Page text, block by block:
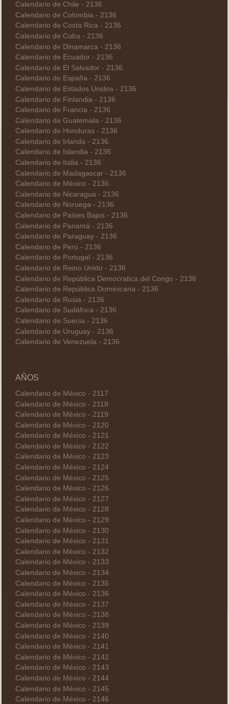
Calendario de Chile - 2136
Calendario de Colombia - 2136
Calendario de Costa Rica - 2136
Calendario de Cuba - 2136
Calendario de Dinamarca - 2136
Calendario de Ecuador - 2136
Calendario de El Salvador - 2136
Calendario de España - 2136
Calendario de Estados Unidos - 2136
Calendario de Finlandia - 2136
Calendario de Francia - 2136
Calendario de Guatemala - 2136
Calendario de Honduras - 2136
Calendario de Irlanda - 2136
Calendario de Islandia - 2136
Calendario de Italia - 2136
Calendario de Madagascar - 2136
Calendario de México - 2136
Calendario de Nicaragua - 2136
Calendario de Noruega - 2136
Calendario de Países Bajos - 2136
Calendario de Panamá - 2136
Calendario de Paraguay - 2136
Calendario de Perú - 2136
Calendario de Portugal - 2136
Calendario de Reino Unido - 2136
Calendario de República Democratica del Congo - 2136
Calendario de República Dominicana - 2136
Calendario de Rusia - 2136
Calendario de Sudáfrica - 2136
Calendario de Suecia - 2136
Calendario de Uruguay - 2136
Calendario de Venezuela - 2136
AÑOS
Calendario de México - 2117
Calendario de México - 2118
Calendario de México - 2119
Calendario de México - 2120
Calendario de México - 2121
Calendario de México - 2122
Calendario de México - 2123
Calendario de México - 2124
Calendario de México - 2125
Calendario de México - 2126
Calendario de México - 2127
Calendario de México - 2128
Calendario de México - 2129
Calendario de México - 2130
Calendario de México - 2131
Calendario de México - 2132
Calendario de México - 2133
Calendario de México - 2134
Calendario de México - 2135
Calendario de México - 2136
Calendario de México - 2137
Calendario de México - 2138
Calendario de México - 2139
Calendario de México - 2140
Calendario de México - 2141
Calendario de México - 2142
Calendario de México - 2143
Calendario de México - 2144
Calendario de México - 2145
Calendario de México - 2146